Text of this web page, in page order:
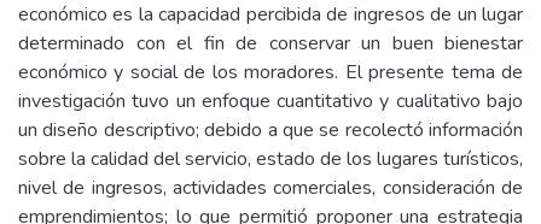
económico es la capacidad percibida de ingresos de un lugar
determinado con el fin de conservar un buen bienestar
económico y social de los moradores. El presente tema de
investigación tuvo un enfoque cuantitativo y cualitativo bajo
un diseño descriptivo; debido a que se recolectó información
sobre la calidad del servicio, estado de los lugares turísticos,
nivel de ingresos, actividades comerciales, consideración de
emprendimientos; lo que permitió proponer una estrategia